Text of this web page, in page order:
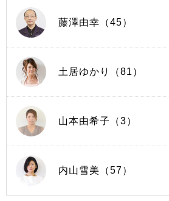
藤澤由幸（45）
土居ゆかり（81）
山本由希子（3）
内山雪美（57）